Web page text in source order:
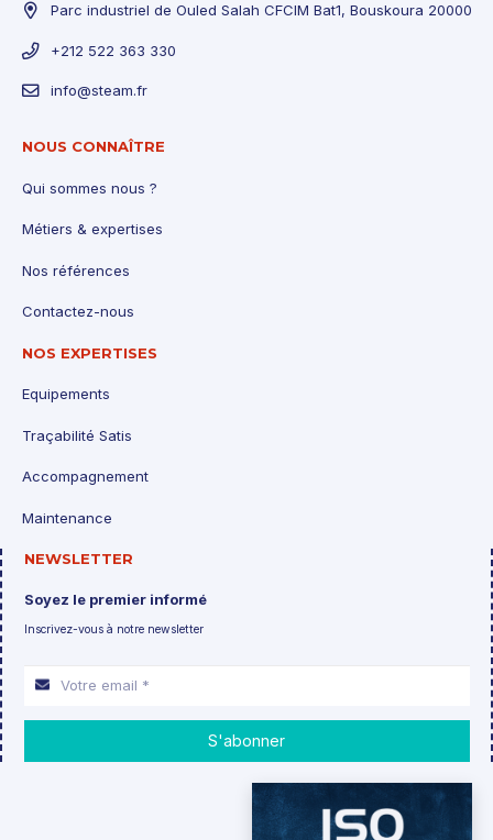
Parc industriel de Ouled Salah CFCIM Bat1, Bouskoura 20000
+212 522 363 330
info@steam.fr
NOUS CONNAÎTRE
Qui sommes nous ?
Métiers & expertises
Nos références
Contactez-nous
NOS EXPERTISES
Equipements
Traçabilité Satis
Accompagnement
Maintenance
NEWSLETTER
Soyez le premier informé
Inscrivez-vous à notre newsletter
S'abonner